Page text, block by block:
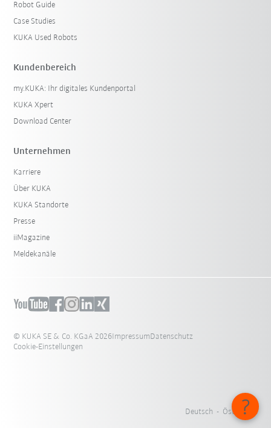
Robot Guide
Case Studies
KUKA Used Robots
Kundenbereich
my.KUKA: Ihr digitales Kundenportal
KUKA Xpert
Download Center
Unternehmen
Karriere
Über KUKA
KUKA Standorte
Presse
iiMagazine
Meldekanäle
© KUKA SE & Co. KGaA 2026ImpressumDatenschutz
Cookie-Einstellungen
Deutsch - Österreich